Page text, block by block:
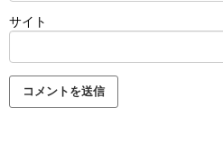
サイト